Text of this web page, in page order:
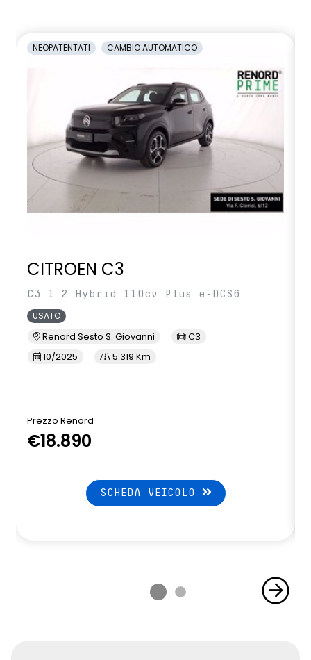
NEOPATENTATI CAMBIO AUTOMATICO
CITROEN C3
C3 1.2 Hybrid 110cv Plus e-DCS6
USATO
Renord Sesto S. Giovanni
C3
10/2025
5.319 Km
Prezzo Renord
€18.890
SCHEDA VEICOLO